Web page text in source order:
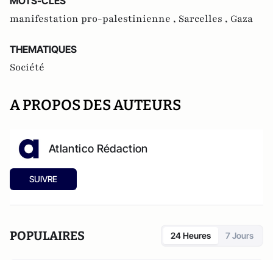
manifestation pro-palestinienne , Sarcelles , Gaza
THEMATIQUES
Société
A PROPOS DES AUTEURS
Atlantico Rédaction
SUIVRE
POPULAIRES 24 Heures 7 Jours